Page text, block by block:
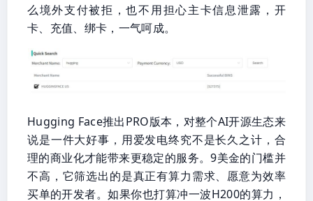
么境外支付被拒，也不用担心主卡信息泄露，开
卡、充值、绑卡，一气呵成。
Hugging Face推出PRO版本，对整个AI开源生态来
说是一件大好事，用爱发电终究不是长久之计，合
理的商业化才能带来更稳定的服务。9美金的门槛并
不高，它筛选出的是真正有算力需求、愿意为效率
买单的开发者。如果你也打算冲一波H200的算力，